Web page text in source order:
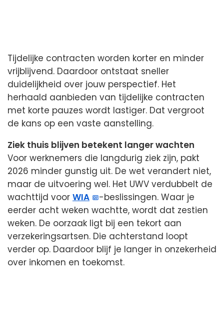
Tijdelijke contracten worden korter en minder
vrijblijvend. Daardoor ontstaat sneller
duidelijkheid over jouw perspectief. Het
herhaald aanbieden van tijdelijke contracten
met korte pauzes wordt lastiger. Dat vergroot
de kans op een vaste aanstelling.
Ziek thuis blijven betekent langer wachten
Voor werknemers die langdurig ziek zijn, pakt
2026 minder gunstig uit. De wet verandert niet,
maar de uitvoering wel. Het UWV verdubbelt de
wachttijd voor WIA
-beslissingen. Waar je
eerder acht weken wachtte, wordt dat zestien
weken. De oorzaak ligt bij een tekort aan
verzekeringsartsen. Die achterstand loopt
verder op. Daardoor blijf je langer in onzekerheid
over inkomen en toekomst.